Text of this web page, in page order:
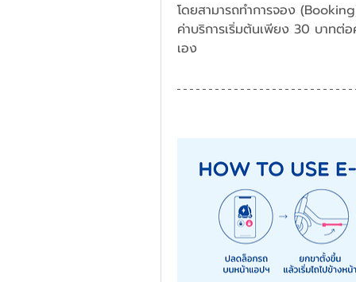
โดยสามารถทำการจอง
ค่าบริการเริ่มต้นเพียง 30 บาทต่อ
เอง